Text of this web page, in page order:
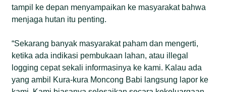
tampil ke depan menyampaikan ke masyarakat bahwa
menjaga hutan itu penting.
“Sekarang banyak masyarakat paham dan mengerti,
ketika ada indikasi pembukaan lahan, atau illegal
logging cepat sekali informasinya ke kami. Kalau ada
yang ambil Kura-kura Moncong Babi langsung lapor ke